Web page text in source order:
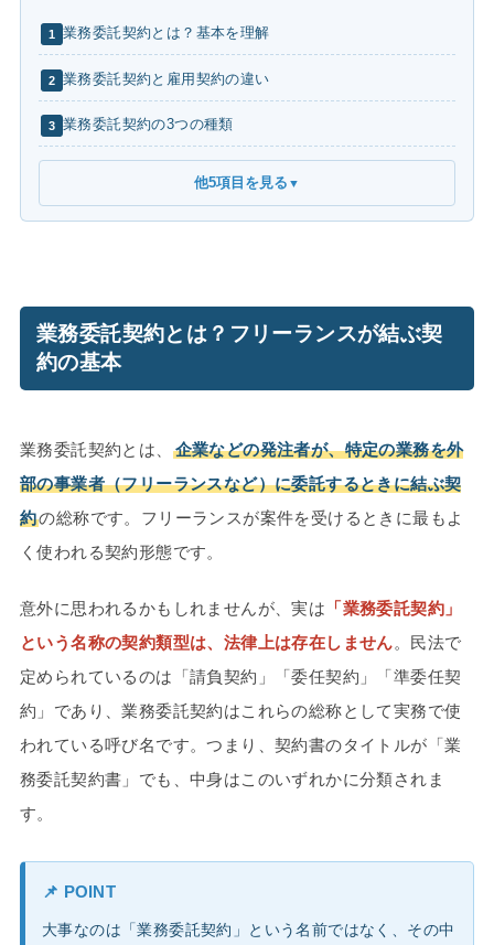
1 業務委託契約とは？基本を理解
2 業務委託契約と雇用契約の違い
3 業務委託契約の3つの種類
他5項目を見る ▼
業務委託契約とは？フリーランスが結ぶ契
約の基本
業務委託契約とは、
企業などの発注者が、特定の業務を外
部の事業者（フリーランスなど）に委託するときに結ぶ契
約の総称です。フリーランスが案件を受けるときに最もよ
く使われる契約形態です。
意外に思われるかもしれませんが、実は 「業務委託契約」
という名称の契約類型は、法律上は存在しません。民法で
定められているのは「請負契約」「委任契約」「準委任契
約」であり、業務委託契約はこれらの総称として実務で使
われている呼び名です。つまり、契約書のタイトルが「業
務委託契約書」でも、中身はこのいずれかに分類されま
す。
📌 POINT
大事なのは「業務委託契約」という名前ではなく、その中